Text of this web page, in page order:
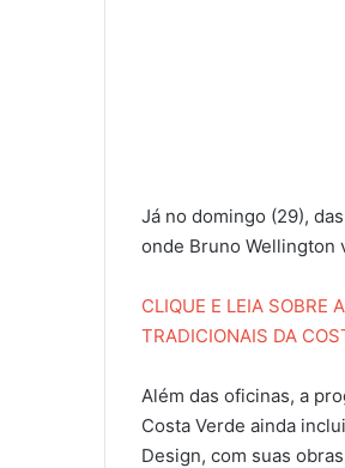
Já no domingo (29),
onde Bruno Wellington
CLIQUE E LEIA SOBRE
TRADICIONAIS DA
Além das oficinas, a
Costa Verde ainda
Design, com suas